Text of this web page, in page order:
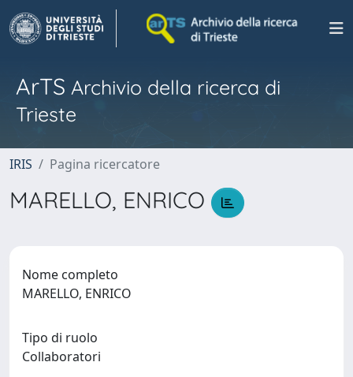
ArTS Archivio della ricerca di
Trieste
IRIS Pagina ricercatore
MARELLO, ENRICO
Nome completo
MARELLO, ENRICO
Tipo di ruolo
Collaboratori